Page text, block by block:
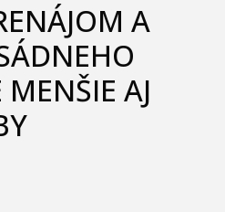
A
MENŠIE AJ